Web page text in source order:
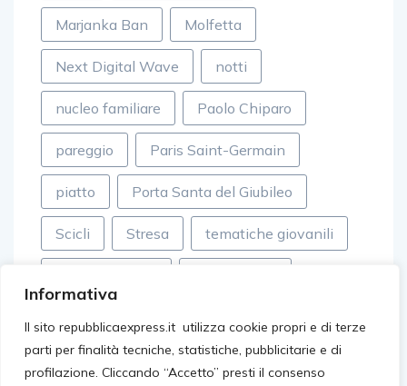
Informativa
Il sito repubblicaexpress.it utilizza cookie propri e di terze
parti per finalità tecniche, statistiche, pubblicitarie e di
profilazione. Cliccando “Accetto” presti il consenso
Marjanka Ban Molfetta
Next Digital Wave notti
nucleo familiare Paolo Chiparo
pareggio Paris Saint-Germain
piatto Porta Santa del Giubileo
Scicli Stresa tematiche giovanili
villageonline Walter Eddie Cosina